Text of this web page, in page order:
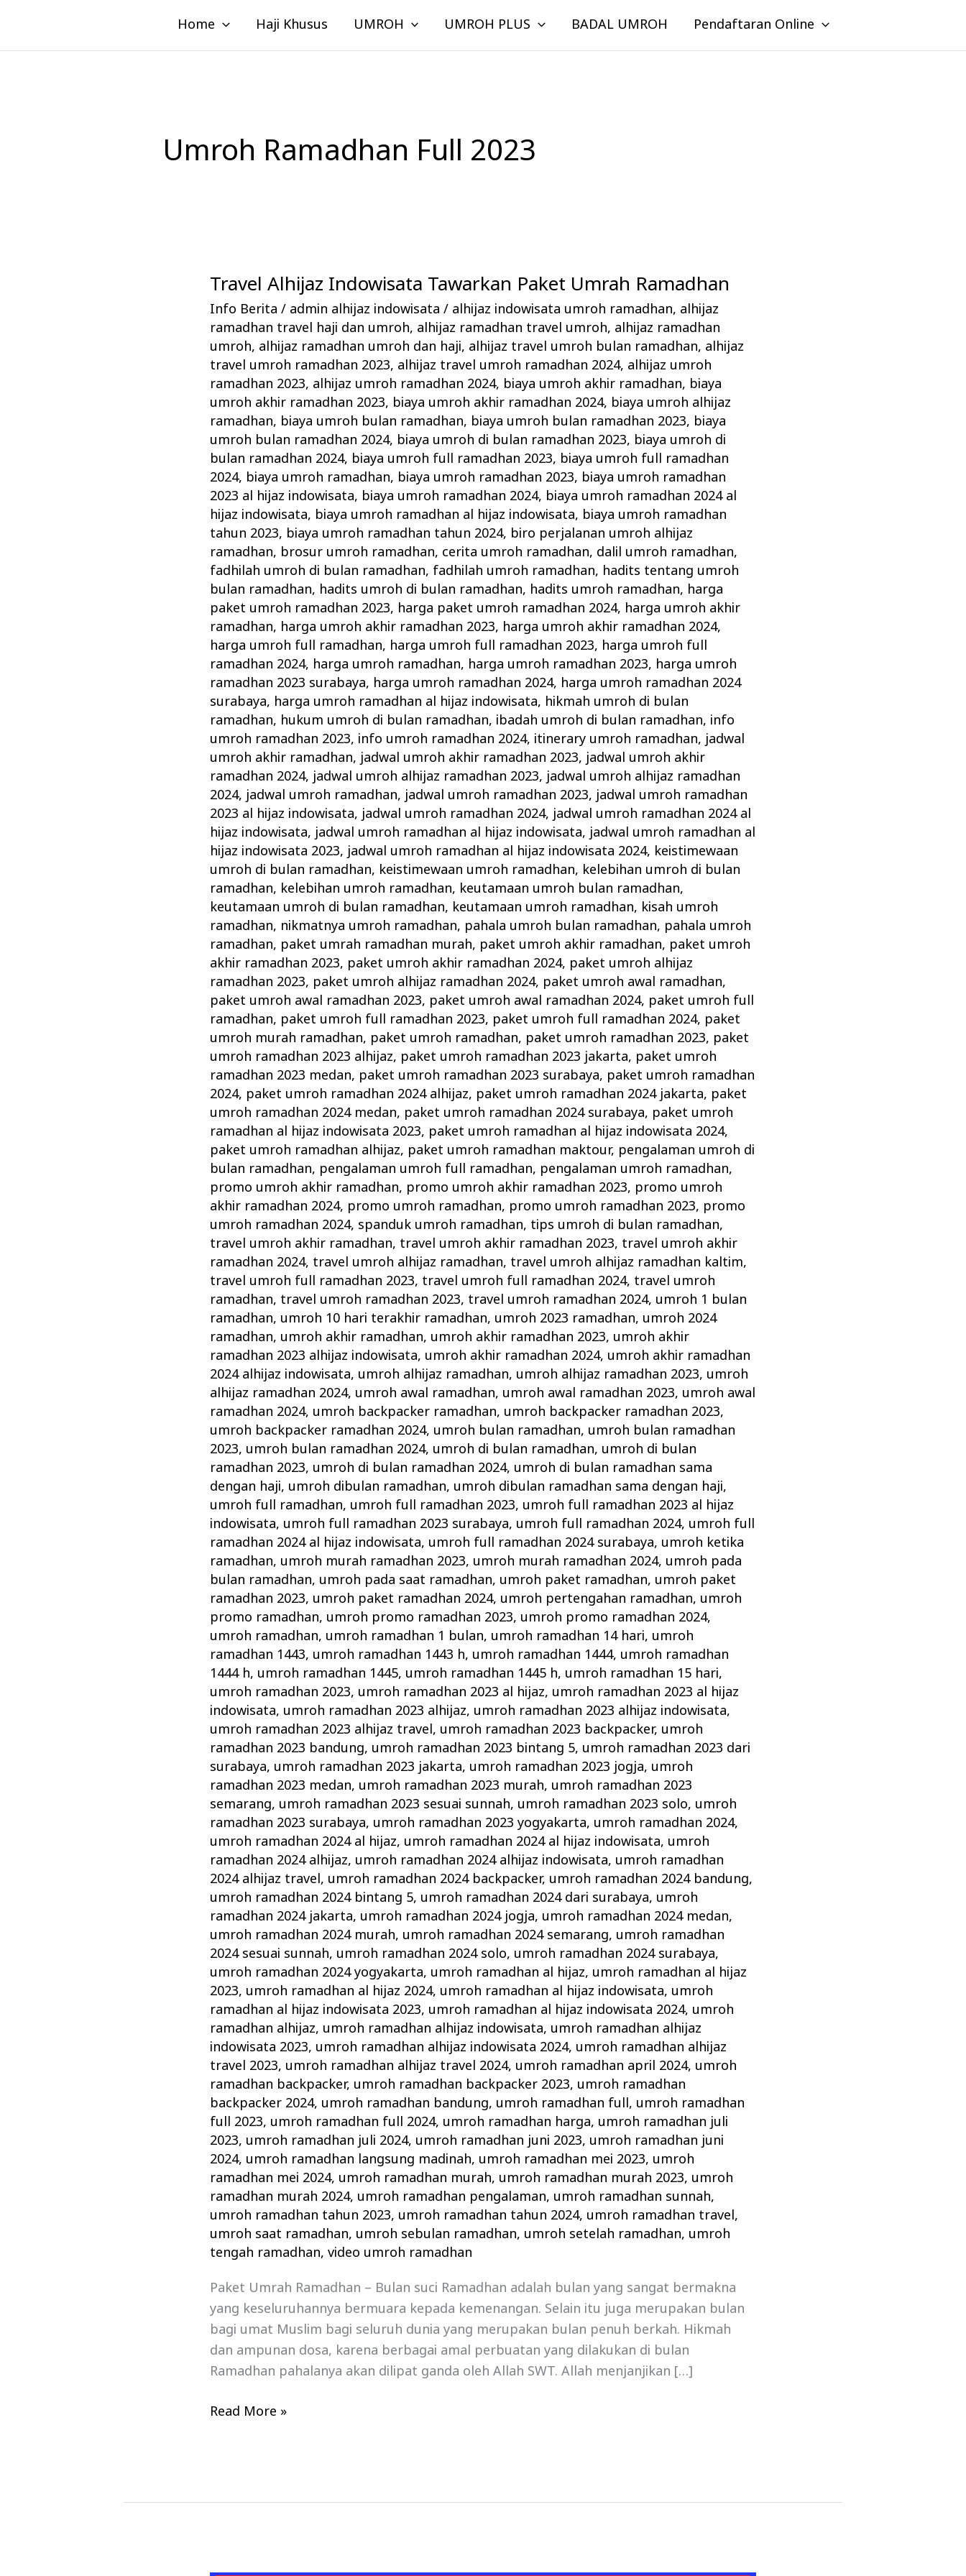
konten
Home Haji Khusus UMROH UMROH PLUS BADAL UMROH Pendaftaran Online
Umroh Ramadhan Full 2023
Travel Alhijaz Indowisata Tawarkan Paket Umrah Ramadhan
Info Berita / admin alhijaz indowisata/ alhijaz indowisata umroh ramadhan, alhijaz
ramadhan travel haji dan umroh, alhijaz ramadhan travel umroh, alhijaz ramadhan
umroh, alhijaz ramadhan umroh dan haji, alhijaz travel umroh bulan ramadhan, alhijaz
travel umroh ramadhan 2023, alhijaz travel umroh ramadhan 2024, alhijaz umroh
ramadhan 2023, alhijaz umroh ramadhan 2024, biaya umroh akhir ramadhan, biaya
umroh akhir ramadhan 2023, biaya umroh akhir ramadhan 2024, biaya umroh alhijaz
ramadhan, biaya umroh bulan ramadhan, biaya umroh bulan ramadhan 2023, biaya
umroh bulan ramadhan 2024, biaya umroh di bulan ramadhan 2023, biaya umroh di
bulan ramadhan 2024, biaya umroh full ramadhan 2023, biaya umroh full ramadhan
2024, biaya umroh ramadhan, biaya umroh ramadhan 2023, biaya umroh ramadhan
2023 al hijaz indowisata, biaya umroh ramadhan 2024, biaya umroh ramadhan 2024 al
hijaz indowisata, biaya umroh ramadhan al hijaz indowisata, biaya umroh ramadhan
tahun 2023, biaya umroh ramadhan tahun 2024, biro perjalanan umroh alhijaz
ramadhan, brosur umroh ramadhan, cerita umroh ramadhan, dalil umroh ramadhan,
fadhilah umroh di bulan ramadhan, fadhilah umroh ramadhan, hadits tentang umroh
bulan ramadhan, hadits umroh di bulan ramadhan, hadits umroh ramadhan, harga
paket umroh ramadhan 2023, harga paket umroh ramadhan 2024, harga umroh akhir
ramadhan, harga umroh akhir ramadhan 2023, harga umroh akhir ramadhan 2024,
harga umroh full ramadhan, harga umroh full ramadhan 2023, harga umroh full
ramadhan 2024, harga umroh ramadhan, harga umroh ramadhan 2023, harga umroh
ramadhan 2023 surabaya, harga umroh ramadhan 2024, harga umroh ramadhan 2024
surabaya, harga umroh ramadhan al hijaz indowisata, hikmah umroh di bulan
ramadhan, hukum umroh di bulan ramadhan, ibadah umroh di bulan ramadhan, info
umroh ramadhan 2023, info umroh ramadhan 2024, itinerary umroh ramadhan, jadwal
umroh akhir ramadhan, jadwal umroh akhir ramadhan 2023, jadwal umroh akhir
ramadhan 2024, jadwal umroh alhijaz ramadhan 2023, jadwal umroh alhijaz ramadhan
2024, jadwal umroh ramadhan, jadwal umroh ramadhan 2023, jadwal umroh ramadhan
2023 al hijaz indowisata, jadwal umroh ramadhan 2024, jadwal umroh ramadhan 2024 al
hijaz indowisata, jadwal umroh ramadhan al hijaz indowisata, jadwal umroh ramadhan al
hijaz indowisata 2023, jadwal umroh ramadhan al hijaz indowisata 2024, keistimewaan
umroh di bulan ramadhan, keistimewaan umroh ramadhan, kelebihan umroh di bulan
ramadhan, kelebihan umroh ramadhan, keutamaan umroh bulan ramadhan,
keutamaan umroh di bulan ramadhan, keutamaan umroh ramadhan, kisah umroh
ramadhan, nikmatnya umroh ramadhan, pahala umroh bulan ramadhan, pahala umroh
ramadhan, paket umrah ramadhan murah, paket umroh akhir ramadhan, paket umroh
akhir ramadhan 2023, paket umroh akhir ramadhan 2024, paket umroh alhijaz
ramadhan 2023, paket umroh alhijaz ramadhan 2024, paket umroh awal ramadhan,
paket umroh awal ramadhan 2023, paket umroh awal ramadhan 2024, paket umroh full
ramadhan, paket umroh full ramadhan 2023, paket umroh full ramadhan 2024, paket
umroh murah ramadhan, paket umroh ramadhan, paket umroh ramadhan 2023, paket
umroh ramadhan 2023 alhijaz, paket umroh ramadhan 2023 jakarta, paket umroh
ramadhan 2023 medan, paket umroh ramadhan 2023 surabaya, paket umroh ramadhan
2024, paket umroh ramadhan 2024 alhijaz, paket umroh ramadhan 2024 jakarta, paket
umroh ramadhan 2024 medan, paket umroh ramadhan 2024 surabaya, paket umroh
ramadhan al hijaz indowisata 2023, paket umroh ramadhan al hijaz indowisata 2024,
paket umroh ramadhan alhijaz, paket umroh ramadhan maktour, pengalaman umroh di
bulan ramadhan, pengalaman umroh full ramadhan, pengalaman umroh ramadhan,
promo umroh akhir ramadhan, promo umroh akhir ramadhan 2023, promo umroh
akhir ramadhan 2024, promo umroh ramadhan, promo umroh ramadhan 2023, promo
umroh ramadhan 2024, spanduk umroh ramadhan, tips umroh di bulan ramadhan,
travel umroh akhir ramadhan, travel umroh akhir ramadhan 2023, travel umroh akhir
ramadhan 2024, travel umroh alhijaz ramadhan, travel umroh alhijaz ramadhan kaltim,
travel umroh full ramadhan 2023, travel umroh full ramadhan 2024, travel umroh
ramadhan, travel umroh ramadhan 2023, travel umroh ramadhan 2024, umroh 1 bulan
ramadhan, umroh 10 hari terakhir ramadhan, umroh 2023 ramadhan, umroh 2024
ramadhan, umroh akhir ramadhan, umroh akhir ramadhan 2023, umroh akhir
ramadhan 2023 alhijaz indowisata, umroh akhir ramadhan 2024, umroh akhir ramadhan
2024 alhijaz indowisata, umroh alhijaz ramadhan, umroh alhijaz ramadhan 2023, umroh
alhijaz ramadhan 2024, umroh awal ramadhan, umroh awal ramadhan 2023, umroh awal
ramadhan 2024, umroh backpacker ramadhan, umroh backpacker ramadhan 2023,
umroh backpacker ramadhan 2024, umroh bulan ramadhan, umroh bulan ramadhan
2023, umroh bulan ramadhan 2024, umroh di bulan ramadhan, umroh di bulan
ramadhan 2023, umroh di bulan ramadhan 2024, umroh di bulan ramadhan sama
dengan haji, umroh dibulan ramadhan, umroh dibulan ramadhan sama dengan haji,
umroh full ramadhan, umroh full ramadhan 2023, umroh full ramadhan 2023 al hijaz
indowisata, umroh full ramadhan 2023 surabaya, umroh full ramadhan 2024, umroh full
ramadhan 2024 al hijaz indowisata, umroh full ramadhan 2024 surabaya, umroh ketika
ramadhan, umroh murah ramadhan 2023, umroh murah ramadhan 2024, umroh pada
bulan ramadhan, umroh pada saat ramadhan, umroh paket ramadhan, umroh paket
ramadhan 2023, umroh paket ramadhan 2024, umroh pertengahan ramadhan, umroh
promo ramadhan, umroh promo ramadhan 2023, umroh promo ramadhan 2024,
umroh ramadhan, umroh ramadhan 1 bulan, umroh ramadhan 14 hari, umroh
ramadhan 1443, umroh ramadhan 1443 h, umroh ramadhan 1444, umroh ramadhan
1444 h, umroh ramadhan 1445, umroh ramadhan 1445 h, umroh ramadhan 15 hari,
umroh ramadhan 2023, umroh ramadhan 2023 al hijaz, umroh ramadhan 2023 al hijaz
indowisata, umroh ramadhan 2023 alhijaz, umroh ramadhan 2023 alhijaz indowisata,
umroh ramadhan 2023 alhijaz travel, umroh ramadhan 2023 backpacker, umroh
ramadhan 2023 bandung, umroh ramadhan 2023 bintang 5, umroh ramadhan 2023 dari
surabaya, umroh ramadhan 2023 jakarta, umroh ramadhan 2023 jogja, umroh
ramadhan 2023 medan, umroh ramadhan 2023 murah, umroh ramadhan 2023
semarang, umroh ramadhan 2023 sesuai sunnah, umroh ramadhan 2023 solo, umroh
ramadhan 2023 surabaya, umroh ramadhan 2023 yogyakarta, umroh ramadhan 2024,
umroh ramadhan 2024 al hijaz, umroh ramadhan 2024 al hijaz indowisata, umroh
ramadhan 2024 alhijaz, umroh ramadhan 2024 alhijaz indowisata, umroh ramadhan
2024 alhijaz travel, umroh ramadhan 2024 backpacker, umroh ramadhan 2024 bandung,
umroh ramadhan 2024 bintang 5, umroh ramadhan 2024 dari surabaya, umroh
ramadhan 2024 jakarta, umroh ramadhan 2024 jogja, umroh ramadhan 2024 medan,
umroh ramadhan 2024 murah, umroh ramadhan 2024 semarang, umroh ramadhan
2024 sesuai sunnah, umroh ramadhan 2024 solo, umroh ramadhan 2024 surabaya,
umroh ramadhan 2024 yogyakarta, umroh ramadhan al hijaz, umroh ramadhan al hijaz
2023, umroh ramadhan al hijaz 2024, umroh ramadhan al hijaz indowisata, umroh
ramadhan al hijaz indowisata 2023, umroh ramadhan al hijaz indowisata 2024, umroh
ramadhan alhijaz, umroh ramadhan alhijaz indowisata, umroh ramadhan alhijaz
indowisata 2023, umroh ramadhan alhijaz indowisata 2024, umroh ramadhan alhijaz
travel 2023, umroh ramadhan alhijaz travel 2024, umroh ramadhan april 2024, umroh
ramadhan backpacker, umroh ramadhan backpacker 2023, umroh ramadhan
backpacker 2024, umroh ramadhan bandung, umroh ramadhan full, umroh ramadhan
full 2023, umroh ramadhan full 2024, umroh ramadhan harga, umroh ramadhan juli
2023, umroh ramadhan juli 2024, umroh ramadhan juni 2023, umroh ramadhan juni
2024, umroh ramadhan langsung madinah, umroh ramadhan mei 2023, umroh
ramadhan mei 2024, umroh ramadhan murah, umroh ramadhan murah 2023, umroh
ramadhan murah 2024, umroh ramadhan pengalaman, umroh ramadhan sunnah,
umroh ramadhan tahun 2023, umroh ramadhan tahun 2024, umroh ramadhan travel,
umroh saat ramadhan, umroh sebulan ramadhan, umroh setelah ramadhan, umroh
tengah ramadhan,video umroh ramadhan
Paket Umrah Ramadhan – Bulan suci Ramadhan adalah bulan yang sangat bermakna
yang keseluruhannya bermuara kepada kemenangan. Selain itu juga merupakan bulan
bagi umat Muslim bagi seluruh dunia yang merupakan bulan penuh berkah. Hikmah
dan ampunan dosa, karena berbagai amal perbuatan yang dilakukan di bulan
Ramadhan pahalanya akan dilipat ganda oleh Allah SWT. Allah menjanjikan […]
Travel
Alhijaz
Indowisata
Tawarkan
Paket
Umrah
Ramadhan
Read More »